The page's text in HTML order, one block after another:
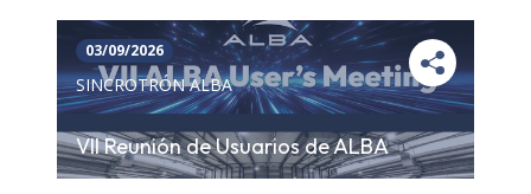
03/09/2026
SINCROTRÓN ALBA
VII Reunión de Usuarios de ALBA